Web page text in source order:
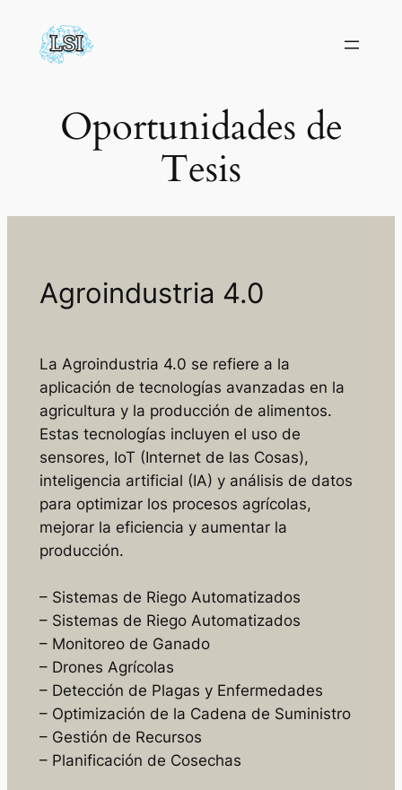
contenido
Oportunidades de
Tesis
Agroindustria 4.0
La Agroindustria 4.0 se refiere a la
aplicación de tecnologías avanzadas en la
agricultura y la producción de alimentos.
Estas tecnologías incluyen el uso de
sensores, IoT (Internet de las Cosas),
inteligencia artificial (IA) y análisis de datos
para optimizar los procesos agrícolas,
mejorar la eficiencia y aumentar la
producción.
– Sistemas de Riego Automatizados
– Sistemas de Riego Automatizados
– Monitoreo de Ganado
– Drones Agrícolas
– Detección de Plagas y Enfermedades
– Optimización de la Cadena de Suministro
– Gestión de Recursos
– Planificación de Cosechas